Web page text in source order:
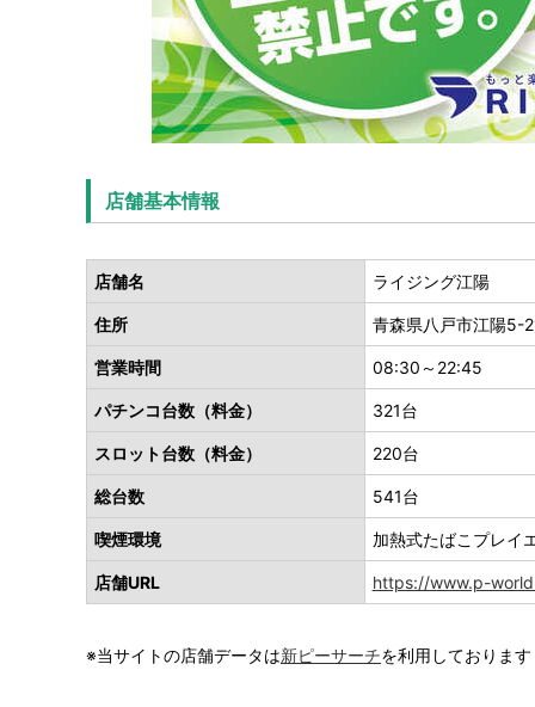
店舗基本情報
店舗名 ライジング江陽
住所 青森県八戸市江陽5-
営業時間 08:30～22:45
パチンコ台数（料金） 321台
スロット台数（料金） 220台
総台数 541台
喫煙環境 加熱式たばこプレ
店舗URL https://www.p-
※当サイトの店舗データは新ピーサーチを利用しております